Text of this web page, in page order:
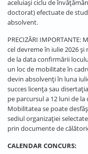
aceluiași ciclu de
doctorat) efectuate de
absolvent.
PRECIZĂRI
cel devreme în iulie 2026
de la data confirmării
un loc de mobilitate în
devin absolvenți în luna
succes licența sau
pe parcursul a 12 luni de
Mobilitatea se poate
sediul organizației
prin documente de
CALENDAR CONCURS: